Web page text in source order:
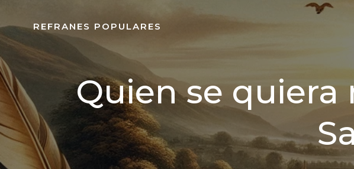
REFRANES POPULARES
Quien se quiera